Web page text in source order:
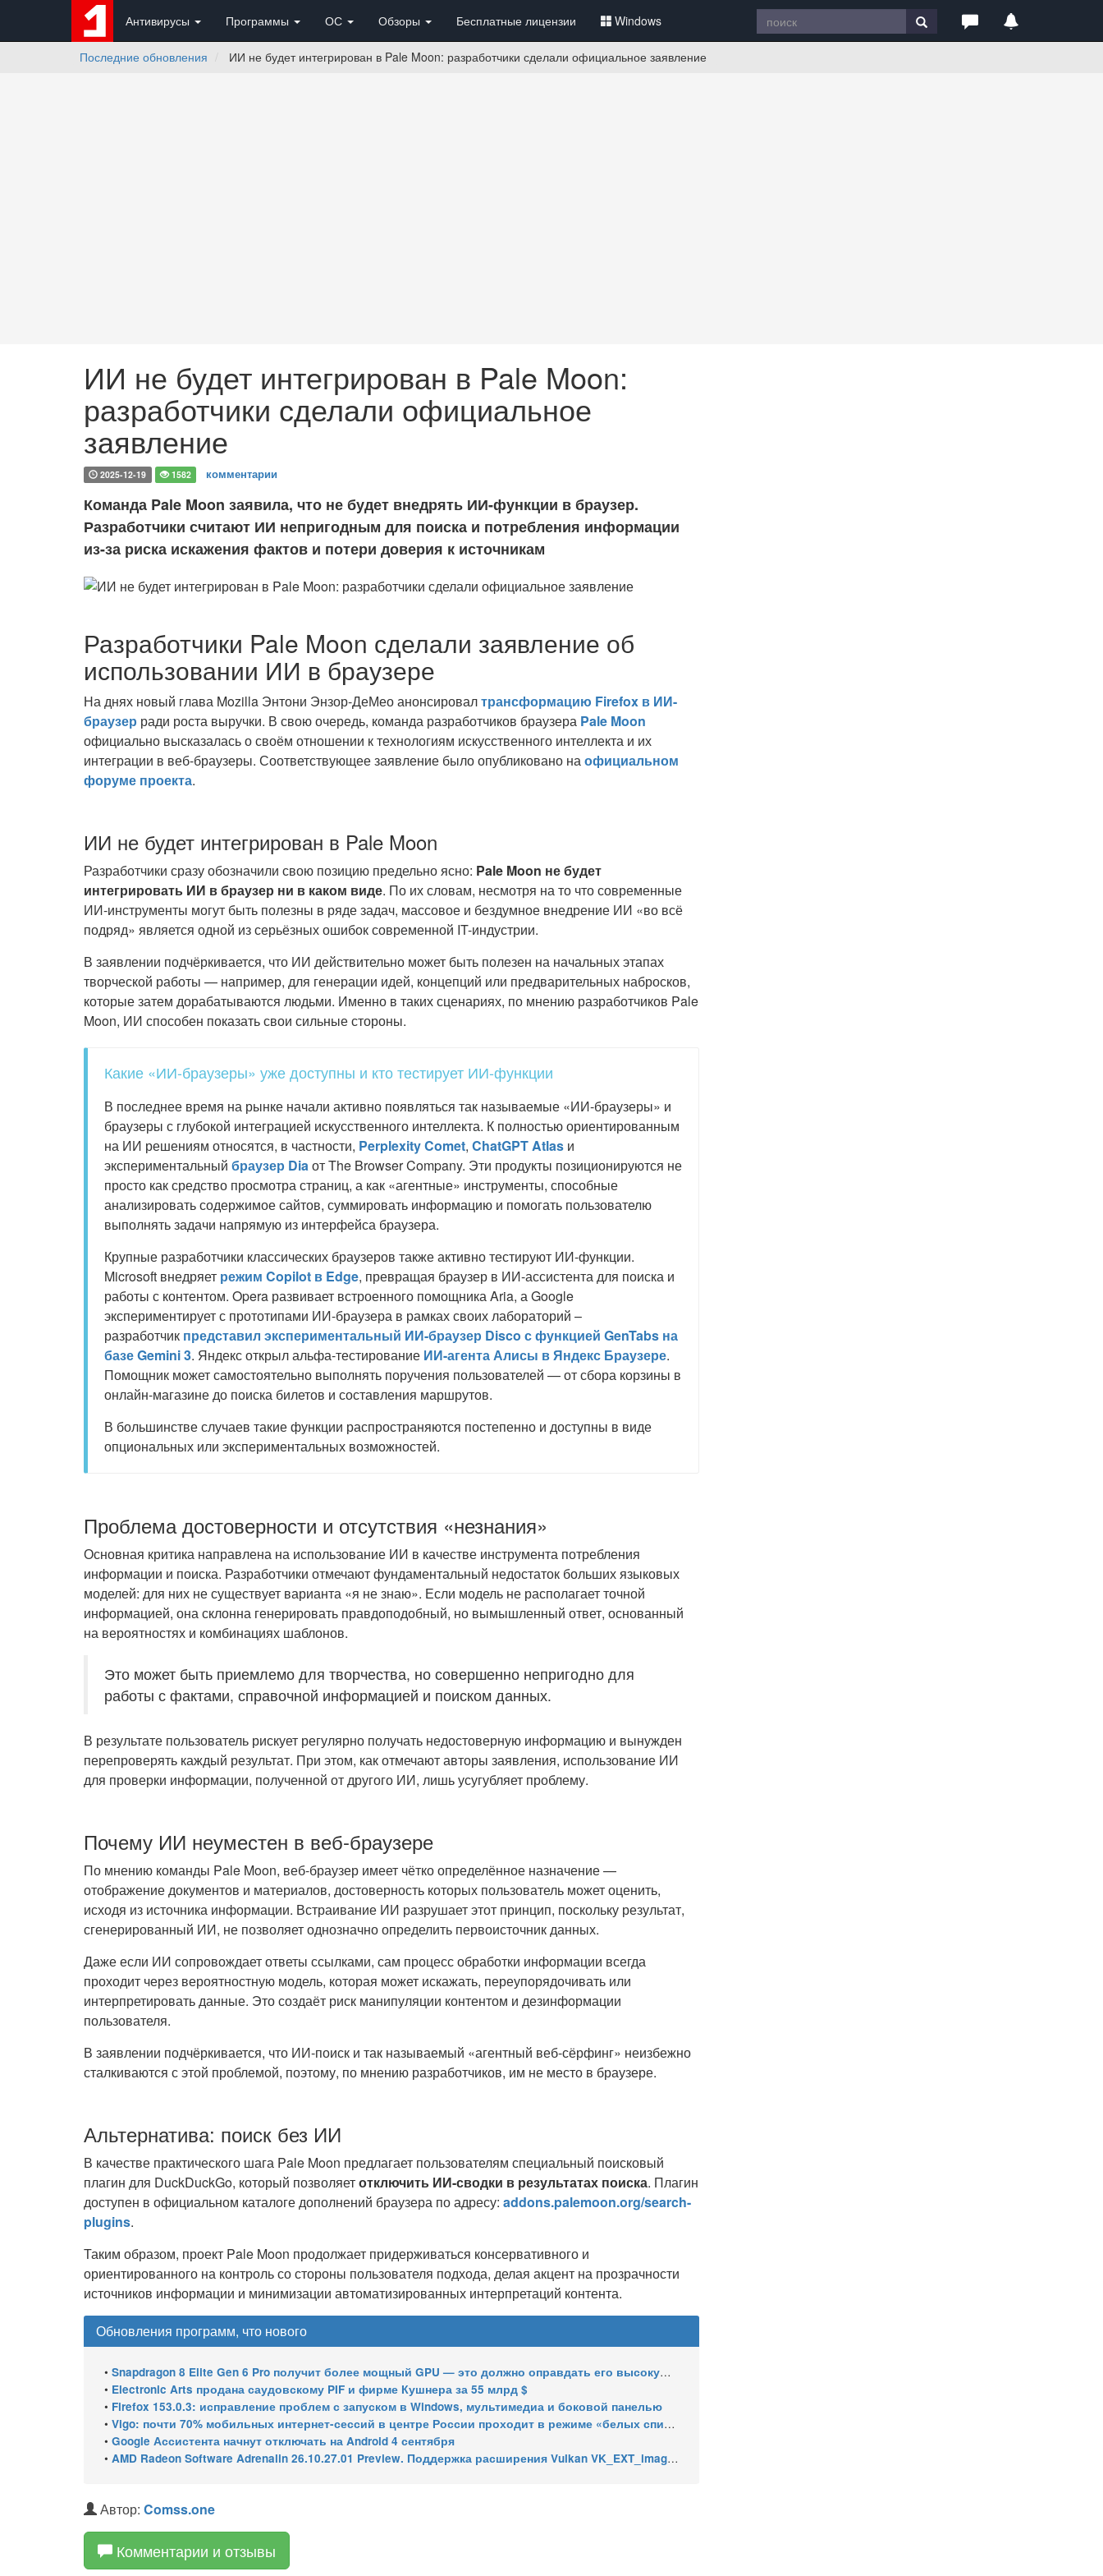
Антивирусы Программы ОС Обзоры Бесплатные лицензии Windows
Последние обновления ИИ не будет интегрирован в Pale Moon: разработчики сделали официальное заявление
ИИ не будет интегрирован в Pale Moon:
разработчики сделали официальное
заявление
2025-12-19 1582 комментарии
Команда Pale Moon заявила, что не будет внедрять ИИ-функции в браузер.
Разработчики считают ИИ непригодным для поиска и потребления информации
из-за риска искажения фактов и потери доверия к источникам
Разработчики Pale Moon сделали заявление об
использовании ИИ в браузере
На днях новый глава Mozilla Энтони Энзор-ДеМео анонсировалтрансформацию Firefox в ИИ-
браузер ради роста выручки. В свою очередь, команда разработчиков браузера Pale Moon
официально высказалась о своём отношении к технологиям искусственного интеллекта и их
интеграции в веб-браузеры. Соответствующее заявление было опубликовано наофициальном
форуме проекта.
ИИ не будет интегрирован в Pale Moon
Разработчики сразу обозначили свою позицию предельно ясно: Pale Moon не будет
интегрировать ИИ в браузер ни в каком виде. По их словам, несмотря на то что современные
ИИ-инструменты могут быть полезны в ряде задач, массовое и бездумное внедрение ИИ «во всё
подряд» является одной из серьёзных ошибок современной IT-индустрии.
В заявлении подчёркивается, что ИИ действительно может быть полезен на начальных этапах
творческой работы — например, для генерации идей, концепций или предварительных набросков,
которые затем дорабатываются людьми. Именно в таких сценариях, по мнению разработчиков Pale
Moon, ИИ способен показать свои сильные стороны.
Какие «ИИ-браузеры» уже доступны и кто тестирует ИИ-функции
В последнее время на рынке начали активно появляться так называемые «ИИ-браузеры» и
браузеры с глубокой интеграцией искусственного интеллекта. К полностью ориентированным
на ИИ решениям относятся, в частности, Perplexity Comet, ChatGPT Atlas и
экспериментальный браузер Diaот The Browser Company. Эти продукты позиционируются не
просто как средство просмотра страниц, а как «агентные» инструменты, способные
анализировать содержимое сайтов, суммировать информацию и помогать пользователю
выполнять задачи напрямую из интерфейса браузера.
Крупные разработчики классических браузеров также активно тестируют ИИ-функции.
Microsoft внедряет режим Copilot в Edge, превращая браузер в ИИ-ассистента для поиска и
работы с контентом. Opera развивает встроенного помощника Aria, а Google
экспериментирует с прототипами ИИ-браузера в рамках своих лабораторий –
разработчик представил экспериментальный ИИ-браузер Disco с функцией GenTabs на
базе Gemini 3. Яндекс открыл альфа-тестирование ИИ-агента Алисы в Яндекс Браузере.
Помощник может самостоятельно выполнять поручения пользователей — от сбора корзины в
онлайн-магазине до поиска билетов и составления маршрутов.
В большинстве случаев такие функции распространяются постепенно и доступны в виде
опциональных или экспериментальных возможностей.
Проблема достоверности и отсутствия «незнания»
Основная критика направлена на использование ИИ в качестве инструмента потребления
информации и поиска. Разработчики отмечают фундаментальный недостаток больших языковых
моделей: для них не существует варианта «я не знаю». Если модель не располагает точной
информацией, она склонна генерировать правдоподобный, но вымышленный ответ, основанный
на вероятностях и комбинациях шаблонов.
Это может быть приемлемо для творчества, но совершенно непригодно для
работы с фактами, справочной информацией и поиском данных.
В результате пользователь рискует регулярно получать недостоверную информацию и вынужден
перепроверять каждый результат. При этом, как отмечают авторы заявления, использование ИИ
для проверки информации, полученной от другого ИИ, лишь усугубляет проблему.
Почему ИИ неуместен в веб-браузере
По мнению команды Pale Moon, веб-браузер имеет чётко определённое назначение —
отображение документов и материалов, достоверность которых пользователь может оценить,
исходя из источника информации. Встраивание ИИ разрушает этот принцип, поскольку результат,
сгенерированный ИИ, не позволяет однозначно определить первоисточник данных.
Даже если ИИ сопровождает ответы ссылками, сам процесс обработки информации всегда
проходит через вероятностную модель, которая может искажать, переупорядочивать или
интерпретировать данные. Это создаёт риск манипуляции контентом и дезинформации
пользователя.
В заявлении подчёркивается, что ИИ-поиск и так называемый «агентный веб-сёрфинг» неизбежно
сталкиваются с этой проблемой, поэтому, по мнению разработчиков, им не место в браузере.
Альтернатива: поиск без ИИ
В качестве практического шага Pale Moon предлагает пользователям специальный поисковый
плагин для DuckDuckGo, который позволяетотключить ИИ-сводки в результатах поиска. Плагин
доступен в официальном каталоге дополнений браузера по адресу: addons.palemoon.org/search-
plugins.
Таким образом, проект Pale Moon продолжает придерживаться консервативного и
ориентированного на контроль со стороны пользователя подхода, делая акцент на прозрачности
источников информации и минимизации автоматизированных интерпретаций контента.
Обновления программ, что нового
• Snapdragon 8 Elite Gen 6 Pro получит более мощный GPU — это должно оправдать его высокую цену
• Electronic Arts продана саудовскому PIF и фирме Кушнера за 55 млрд $
• Firefox 153.0.3: исправление проблем с запуском в Windows, мультимедиа и боковой панелью
• Vigo: почти 70% мобильных интернет-сессий в центре России проходит в режиме «белых списков»
• Google Ассистента начнут отключать на Android 4 сентября
• AMD Radeon Software Adrenalin 26.10.27.01 Preview. Поддержка расширения Vulkan VK_EXT_image_tiling_control
Автор: Comss.one